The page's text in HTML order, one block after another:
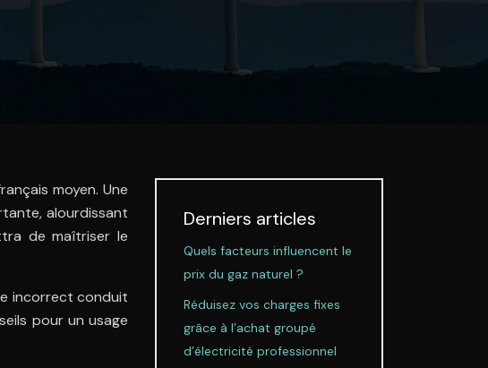
moyen. Une
alourdissant
de maîtriser le
incorrect conduit
pour un usage
Derniers articles
Quels facteurs influencent le
prix du gaz naturel ?
Réduisez vos charges fixes
grâce à l’achat groupé
d’électricité professionnel